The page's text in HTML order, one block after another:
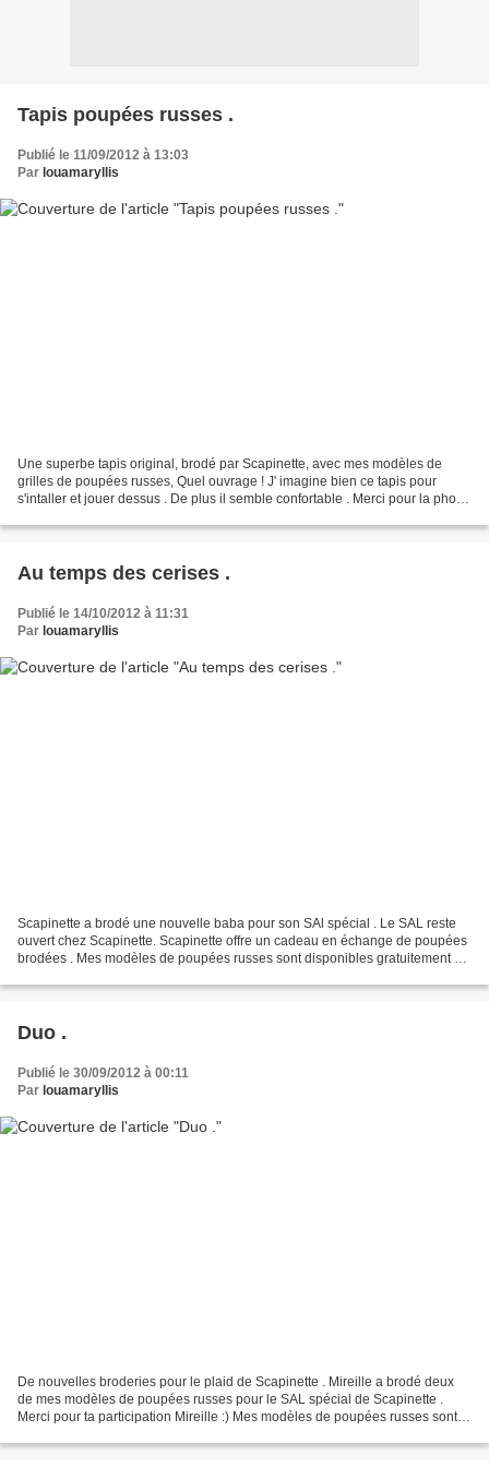
Tapis poupées russes .
Publié le 11/09/2012 à 13:03
Par louamaryllis
Une superbe tapis original, brodé par Scapinette, avec mes modèles de
grilles de poupées russes, Quel ouvrage ! J' imagine bien ce tapis pour
s'intaller et jouer dessus . De plus il semble confortable . Merci pour la photo
Au temps des cerises .
Publié le 14/10/2012 à 11:31
Par louamaryllis
Scapinette a brodé une nouvelle baba pour son SAl spécial . Le SAL reste
ouvert chez Scapinette. Scapinette offre un cadeau en échange de poupées
brodées . Mes modèles de poupées russes sont disponibles gratuitement en
Duo .
Publié le 30/09/2012 à 00:11
Par louamaryllis
De nouvelles broderies pour le plaid de Scapinette . Mireille a brodé deux
de mes modèles de poupées russes pour le SAL spécial de Scapinette .
Merci pour ta participation Mireille :) Mes modèles de poupées russes sont